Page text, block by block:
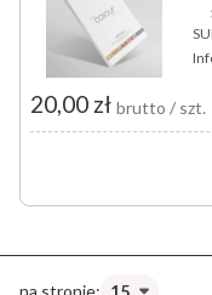
20,00 zł brutto / szt.